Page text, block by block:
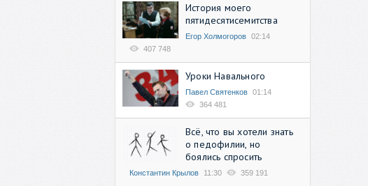
История моего
пятидесятисемитства
Егор Холмогоров 02:14
407 748
Уроки Навального
Павел Святенков 01:14
364 481
Всё, что вы хотели знать
о педофилии, но
боялись спросить
Константин Крылов 11:30 359 191